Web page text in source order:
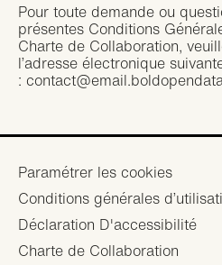
Pour toute demande ou
présentes Conditions
Charte de Collaboration,
l’adresse électronique
:
Footer
menu
Paramétrer les cookies
Conditions générales
Déclaration D'accessibilité
Charte de Collaboration